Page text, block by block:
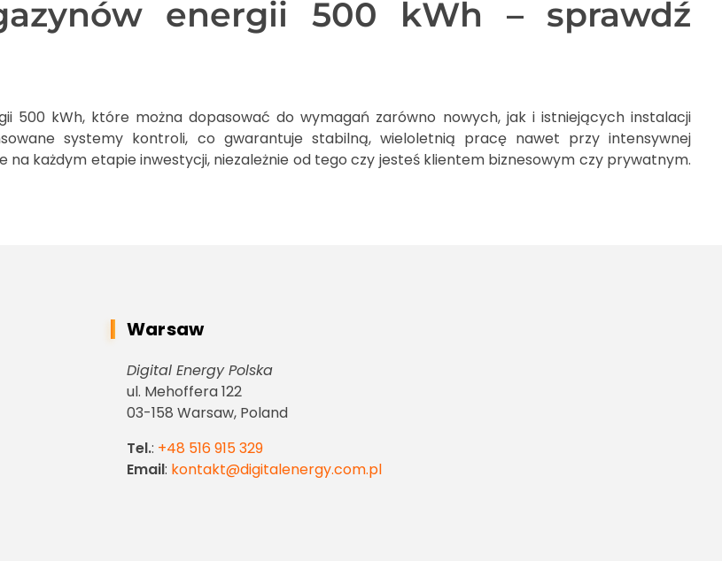
energii 500 kWh – sprawdź
500 kWh, które można dopasować do wymagań zarówno nowych, jak i istniejących instalacji
systemy kontroli, co gwarantuje stabilną, wieloletnią pracę nawet przy intensywnej
każdym etapie inwestycji, niezależnie od tego czy jesteś klientem biznesowym czy prywatnym.
Warsaw
Digital Energy Polska
ul. Mehoffera 122
03-158 Warsaw, Poland
Tel.: +48 516 915 329
Email: kontakt@digitalenergy.com.pl